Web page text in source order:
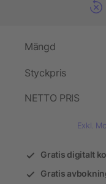
Mängd
Styckpris
NETTO PRIS
Exkl.
Gratis digitalt
Gratis